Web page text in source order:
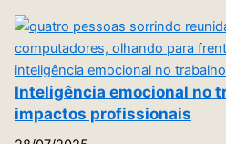
Inteligência emocional no
impactos profissionais